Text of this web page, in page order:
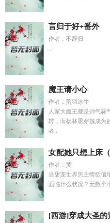
言归于好+番外
作者：不辞归
...
魔王请小心
作者：落羽冰生
人家大魔王都是帅气霸
转，而杨林恩穿越成为
者...
女配她只想上床（
作者：黄
当甜宠世界男主情欲值
面临什么状况？无数个
[西游]穿成大圣的